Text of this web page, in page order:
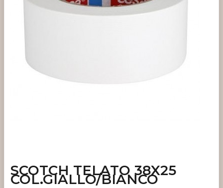
SCOTCH TELATO 38X25
COL.GIALLO/BIANCO